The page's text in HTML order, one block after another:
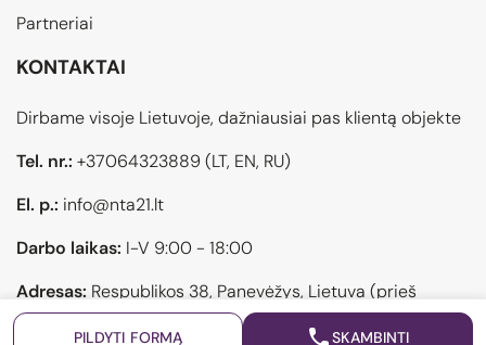
PILDYTI FORMĄ SKAMBINTI
Partneriai
KONTAKTAI
Dirbame visoje Lietuvoje, dažniausiai pas klientą objekte
Tel. nr.: +37064323889(LT, EN, RU)
El. p.: info@nta21.lt
Darbo laikas: I-V 9:00 - 18:00
Adresas: Respublikos 38, Panevėžys, Lietuva (prieš
atvykstant pasiskambinti)